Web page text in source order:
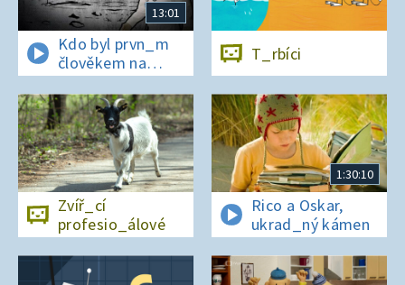
13:01
Kdo byl prvn_m
člověkem na
Měs_ci?
T_rbíci
Zvíř_cí
profesio_álové
1:30:10
Rico a Oskar,
ukrad_ný kámen